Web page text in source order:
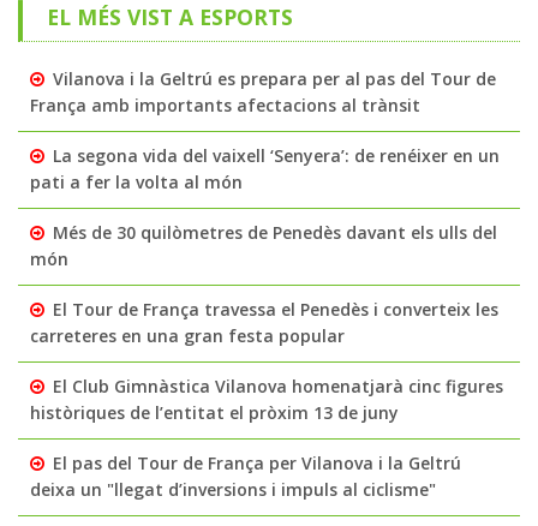
EL MÉS VIST A ESPORTS
Vilanova i la Geltrú es prepara per al pas del Tour de
França amb importants afectacions al trànsit
La segona vida del vaixell ‘Senyera’: de renéixer en un
pati a fer la volta al món
Més de 30 quilòmetres de Penedès davant els ulls del
món
El Tour de França travessa el Penedès i converteix les
carreteres en una gran festa popular
El Club Gimnàstica Vilanova homenatjarà cinc figures
històriques de l’entitat el pròxim 13 de juny
El pas del Tour de França per Vilanova i la Geltrú
deixa un "llegat d’inversions i impuls al ciclisme"